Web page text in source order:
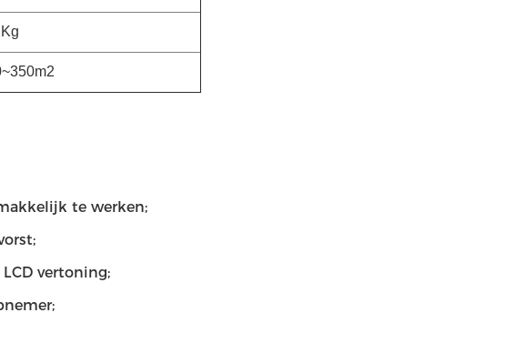
te werken;
vertoning;